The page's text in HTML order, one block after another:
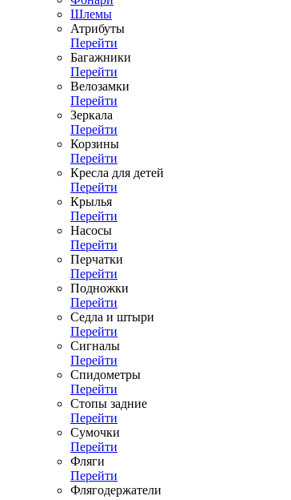
Шлемы
Атрибуты
Перейти
Багажники
Перейти
Велозамки
Перейти
Зеркала
Перейти
Корзины
Перейти
Кресла для детей
Перейти
Крылья
Перейти
Насосы
Перейти
Перчатки
Перейти
Подножки
Перейти
Седла и штыри
Перейти
Сигналы
Перейти
Спидометры
Перейти
Стопы задние
Перейти
Сумочки
Перейти
Фляги
Перейти
Флягодержатели